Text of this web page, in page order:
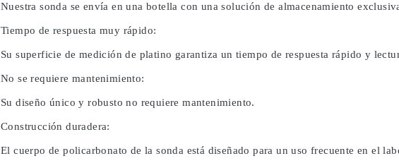
Nuestra sonda se envía en una botella con una solución de almacenamiento
Tiempo de respuesta muy rápido:
Su superficie de medición de platino garantiza un tiempo de respuesta rápido y
No se requiere mantenimiento:
Su diseño único y robusto no requiere mantenimiento.
Construcción duradera:
El cuerpo de policarbonato de la sonda está diseñado para un uso frecuente en el